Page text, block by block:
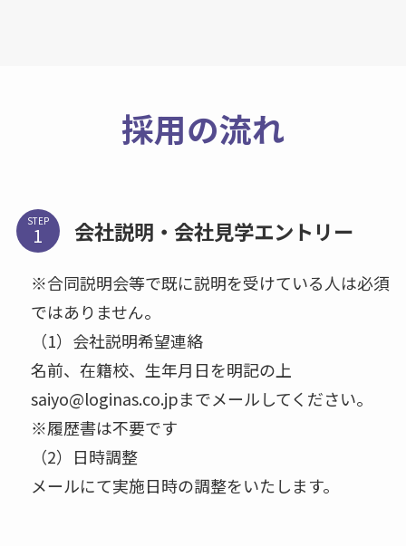
採用の流れ
STEP 会社説明・会社見学エントリー
※合同説明会等で既に説明を受けている人は必須
ではありません。
（1）会社説明希望連絡
名前、在籍校、生年月日を明記の上
saiyo@loginas.co.jpまでメールしてください。
※履歴書は不要です
（2）日時調整
メールにて実施日時の調整をいたします。